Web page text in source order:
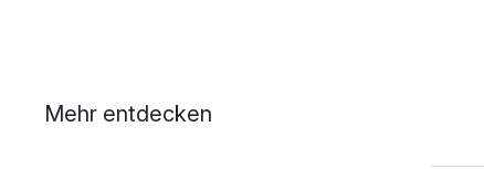
Mehr entdecken